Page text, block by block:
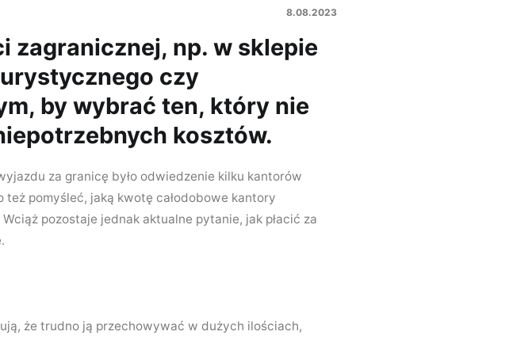
8.08.2023
zagranicznej, np. w sklepie
czy
by wybrać ten, który nie
kosztów.
za granicę było odwiedzenie kilku kantorów
pomyśleć, jaką kwotę całodobowe kantory
pozostaje jednak aktualne pytanie, jak płacić za
że trudno ją przechowywać w dużych ilościach,